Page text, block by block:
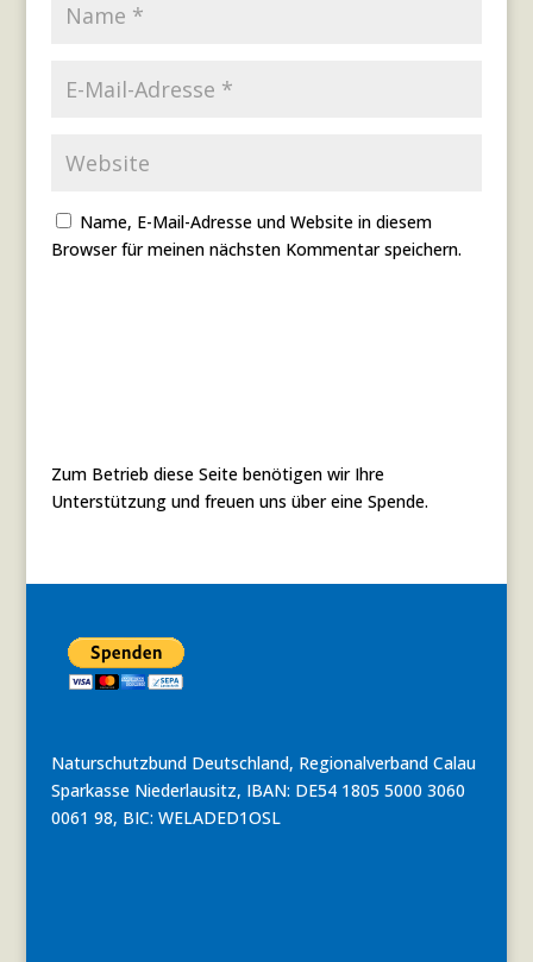
Name, E-Mail-Adresse und Website in diesem
Browser für meinen nächsten Kommentar speichern.
Zum Betrieb diese Seite benötigen wir Ihre
Unterstützung und freuen uns über eine Spende.
Naturschutzbund Deutschland, Regionalverband Calau
Sparkasse Niederlausitz, IBAN: DE54 1805 5000 3060
0061 98, BIC: WELADED1OSL